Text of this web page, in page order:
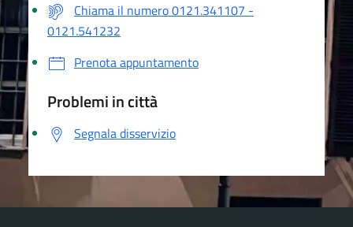
Chiama il numero 0121.341107 -
0121.541232
Prenota appuntamento
Problemi in città
Segnala disservizio